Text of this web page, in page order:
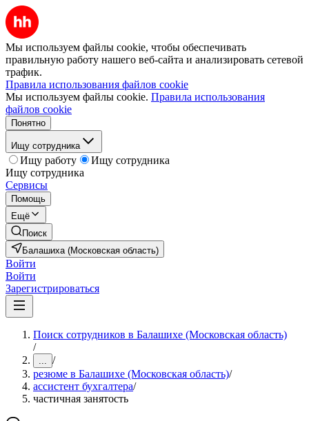
Мы используем файлы cookie, чтобы обеспечивать
правильную работу нашего веб-сайта и анализировать сетевой
трафик.
Правила использования файлов cookie
Мы используем файлы cookie. Правила использования
файлов cookie
Понятно
Ищу сотрудника
Ищу работу
Ищу сотрудника
Ищу сотрудника
Сервисы
Помощь
Ещё
Поиск
Балашиха (Московская область)
Войти
Войти
Зарегистрироваться
Поиск сотрудников в Балашихе (Московская область)
/
... /
резюме в Балашихе (Московская область)/
ассистент бухгалтера/
частичная занятость